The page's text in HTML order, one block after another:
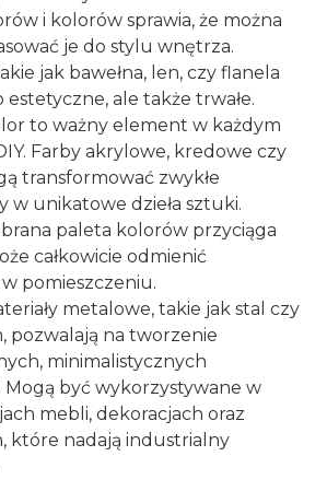
i kolorów sprawia, że można
je do stylu wnętrza.
jak bawełna, len, czy flanela
estetyczne, ale także trwałe.
to ważny element w każdym
Farby akrylowe, kredowe czy
transformować zwykłe
w unikatowe dzieła sztuki.
paleta kolorów przyciąga
całkowicie odmienić
pomieszczeniu.
metalowe, takie jak stal czy
pozwalają na tworzenie
minimalistycznych
być wykorzystywane w
mebli, dekoracjach oraz
które nadają industrialny